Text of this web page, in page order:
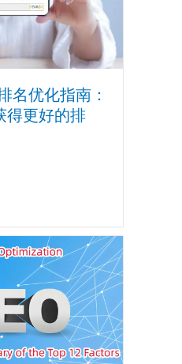
名优化指南：
得更好的排